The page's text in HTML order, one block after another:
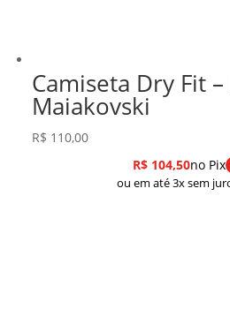
Camiseta Dry Fit
Maiakovski
R$ 110,00
R$104,50no Pix
ou em até 3x sem